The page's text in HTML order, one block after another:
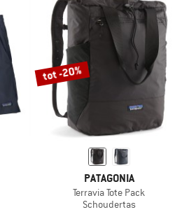
tot -20%
PATAGONIA
Terravia Tote Pack
Schoudertas